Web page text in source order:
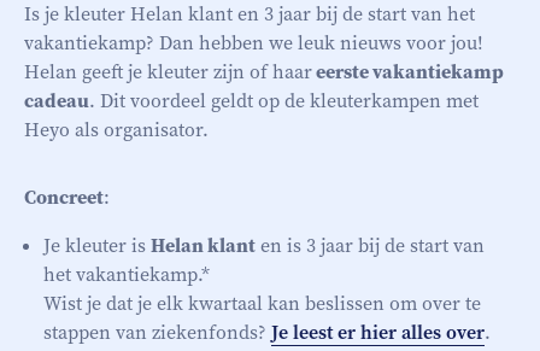
Is je kleuter Helan klant en 3 jaar bij de start van het
vakantiekamp? Dan hebben we leuk nieuws voor jou!
Helan geeft je kleuter zijn of haareerste vakantiekamp
cadeau. Dit voordeel geldt op de kleuterkampen met
Heyo als organisator.
Concreet:
Je kleuter isHelan klanten is 3 jaar bij de start van
het vakantiekamp.*
Wist je dat je elk kwartaal kan beslissen om over te
stappen van ziekenfonds? Je leest er hier alles over.